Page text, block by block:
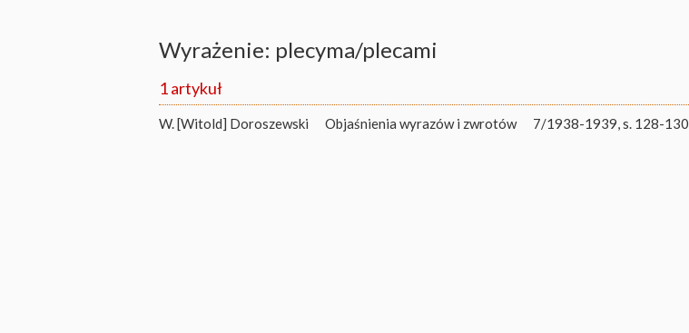
Wyrażenie: plecyma/plecami
1 artykuł
W. [Witold] Doroszewski Objaśnienia wyrazów i zwrotów 7/1938-1939, s. 128-130